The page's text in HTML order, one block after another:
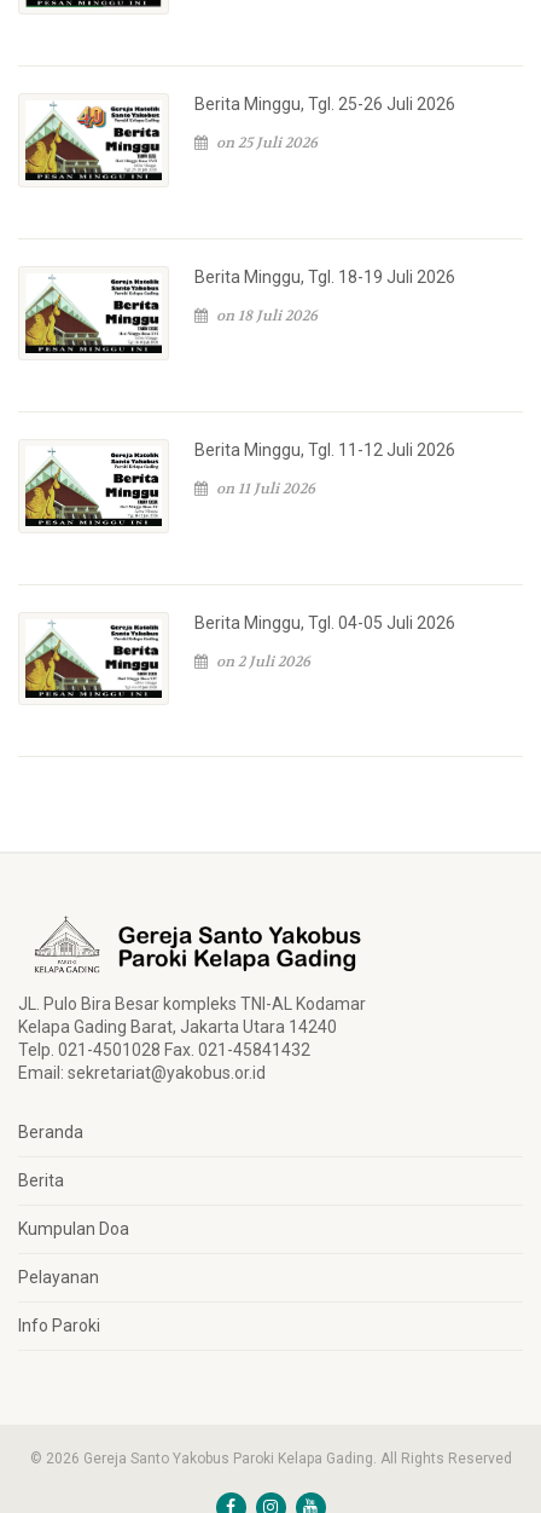
Berita Minggu, Tgl. 25-26 Juli 2026
on 25 Juli 2026
Berita Minggu, Tgl. 18-19 Juli 2026
on 18 Juli 2026
Berita Minggu, Tgl. 11-12 Juli 2026
on 11 Juli 2026
Berita Minggu, Tgl. 04-05 Juli 2026
on 2 Juli 2026
JL. Pulo Bira Besar kompleks TNI-AL Kodamar
Kelapa Gading Barat, Jakarta Utara 14240
Telp. 021-4501028 Fax. 021-45841432
Email: sekretariat@yakobus.or.id
Beranda
Berita
Kumpulan Doa
Pelayanan
Info Paroki
© 2026 Gereja Santo Yakobus Paroki Kelapa Gading. All Rights Reserved